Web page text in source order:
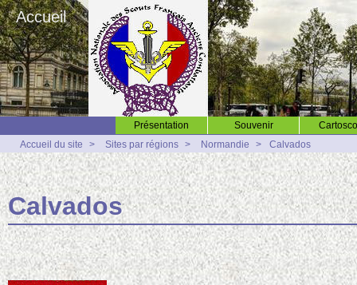
Accueil
Présentation Souvenir
Accueil du site
> Sites par régions > Normandie > Calvados
Calvados